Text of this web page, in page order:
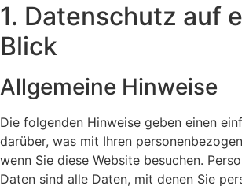
1. Datenschutz auf
Blick
Allgemeine Hinweise
Die folgenden Hinweise geben einen
darüber, was mit Ihren
wenn Sie diese Website besuchen.
Daten sind alle Daten, mit denen Sie